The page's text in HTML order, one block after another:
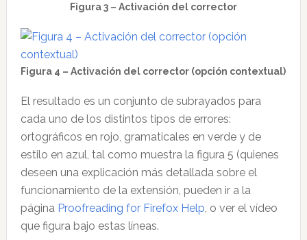
Figura 3 – Activación del corrector
Figura 4 – Activación del corrector (opción contextual)
El resultado es un conjunto de subrayados para
cada uno de los distintos tipos de errores:
ortográficos en rojo, gramaticales en verde y de
estilo en azul, tal como muestra la figura 5 (quienes
deseen una explicación más detallada sobre el
funcionamiento de la extensión, pueden ir a la
página Proofreading for Firefox Help , o ver el vídeo
que figura bajo estas líneas.